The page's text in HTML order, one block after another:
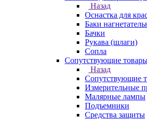
Назад
Оснастка для
Баки
Бачки
Рукава (шлаги)
Сопла
Сопутствующие
Назад
Сопутствующие
Измерительные
Малярные лампы
Подъемники
Средства защиты